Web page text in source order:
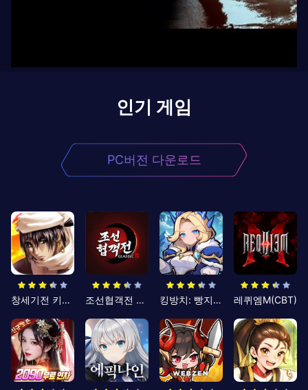
인기 게임
PC버전 다운로드
창세기전 키우기 조선협객전 클래식 킹방치: 빵지의 제왕 레퀴엠M(CBT)